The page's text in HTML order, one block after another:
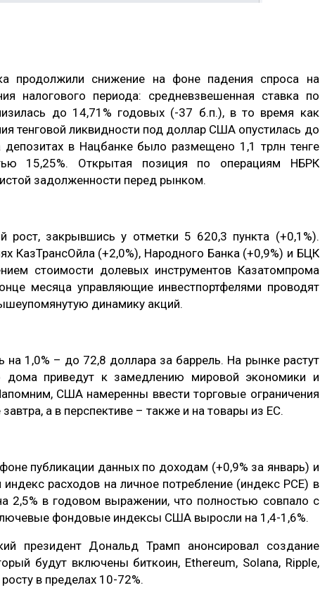
продолжили снижение на фоне падения спроса на
налогового периода: средневзвешенная ставка по
до 14,71% годовых (-37 б.п.), в то время как
тенговой ликвидности под доллар США опустилась до
в Нацбанке было размещено 1,1 трлн тенге
15,25%. Открытая позиция по операциям НБРК
задолженности перед рынком.
рост, закрывшись у отметки 5 620,3 пункта (+0,1%).
КазТрансОйла (+2,0%), Народного Банка (+0,9%) и БЦК
стоимости долевых инструментов Казатомпрома
месяца управляющие инвестпортфелями проводят
динамику акций.
на 1,0% – до 72,8 доллара за баррель. На рынке растут
дома приведут к замедлению мировой экономики и
США намеренны ввести торговые ограничения
а в перспективе – также и на товары из ЕС.
публикации данных по доходам (+0,9% за январь) и
расходов на личное потребление (индекс PCE) в
2,5% в годовом выражении, что полностью совпало с
фондовые индексы США выросли на 1,4-1,6%.
президент Дональд Трамп анонсировал создание
будут включены биткоин, Ethereum, Solana, Ripple,
в пределах 10-72%.